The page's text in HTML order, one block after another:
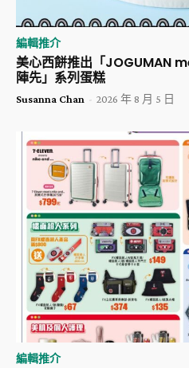
編輯推介
美心西餅推出「JOGUMAN
陣先」系列蛋糕
Susanna Chan - 2026 年 8 月 5 日
編輯推介